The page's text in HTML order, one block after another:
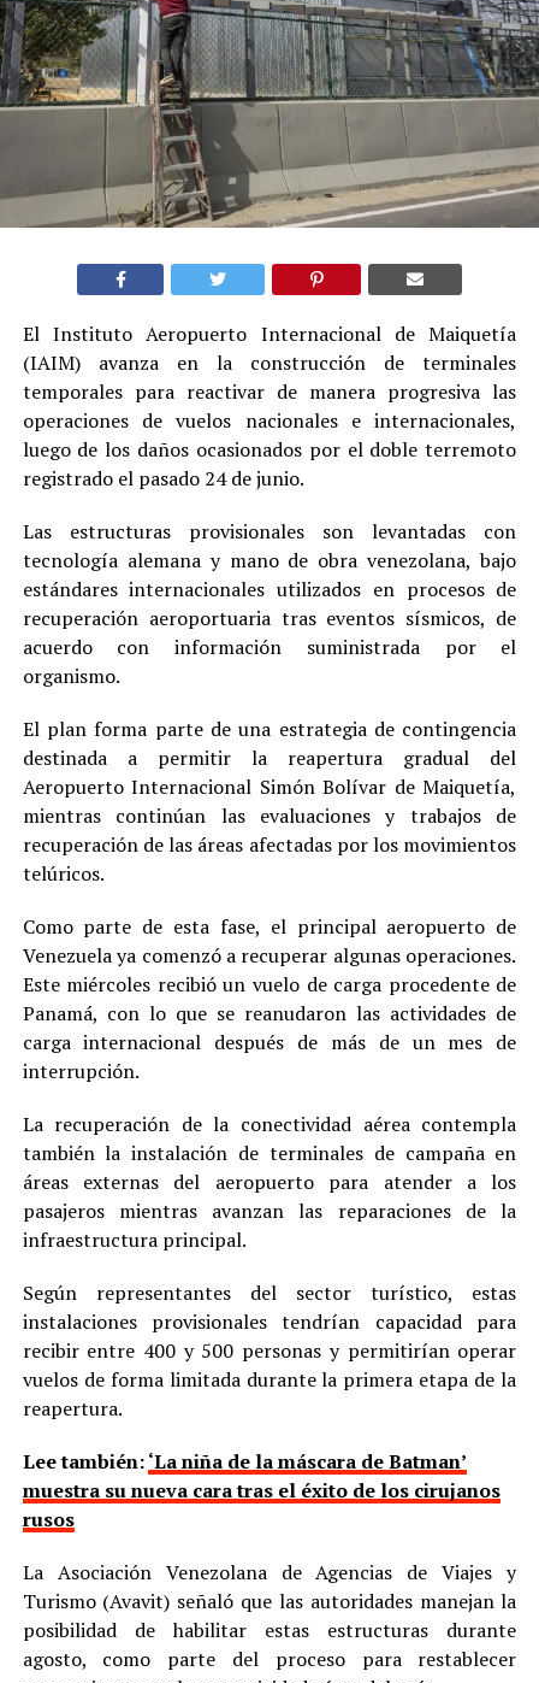
El Instituto Aeropuerto Internacional de Maiquetía
(IAIM) avanza en la construcción de terminales
temporales para reactivar de manera progresiva las
operaciones de vuelos nacionales e internacionales,
luego de los daños ocasionados por el doble terremoto
registrado el pasado 24 de junio.
Las estructuras provisionales son levantadas con
tecnología alemana y mano de obra venezolana, bajo
estándares internacionales utilizados en procesos de
recuperación aeroportuaria tras eventos sísmicos, de
acuerdo con información suministrada por el
organismo.
El plan forma parte de una estrategia de contingencia
destinada a permitir la reapertura gradual del
Aeropuerto Internacional Simón Bolívar de Maiquetía,
mientras continúan las evaluaciones y trabajos de
recuperación de las áreas afectadas por los movimientos
telúricos.
Como parte de esta fase, el principal aeropuerto de
Venezuela ya comenzó a recuperar algunas operaciones.
Este miércoles recibió un vuelo de carga procedente de
Panamá, con lo que se reanudaron las actividades de
carga internacional después de más de un mes de
interrupción.
La recuperación de la conectividad aérea contempla
también la instalación de terminales de campaña en
áreas externas del aeropuerto para atender a los
pasajeros mientras avanzan las reparaciones de la
infraestructura principal.
Según representantes del sector turístico, estas
instalaciones provisionales tendrían capacidad para
recibir entre 400 y 500 personas y permitirían operar
vuelos de forma limitada durante la primera etapa de la
reapertura.
Lee también:‘La niña de la máscara de Batman’
muestra su nueva cara tras el éxito de los cirujanos
rusos
La Asociación Venezolana de Agencias de Viajes y
Turismo (Avavit) señaló que las autoridades manejan la
posibilidad de habilitar estas estructuras durante
agosto, como parte del proceso para restablecer